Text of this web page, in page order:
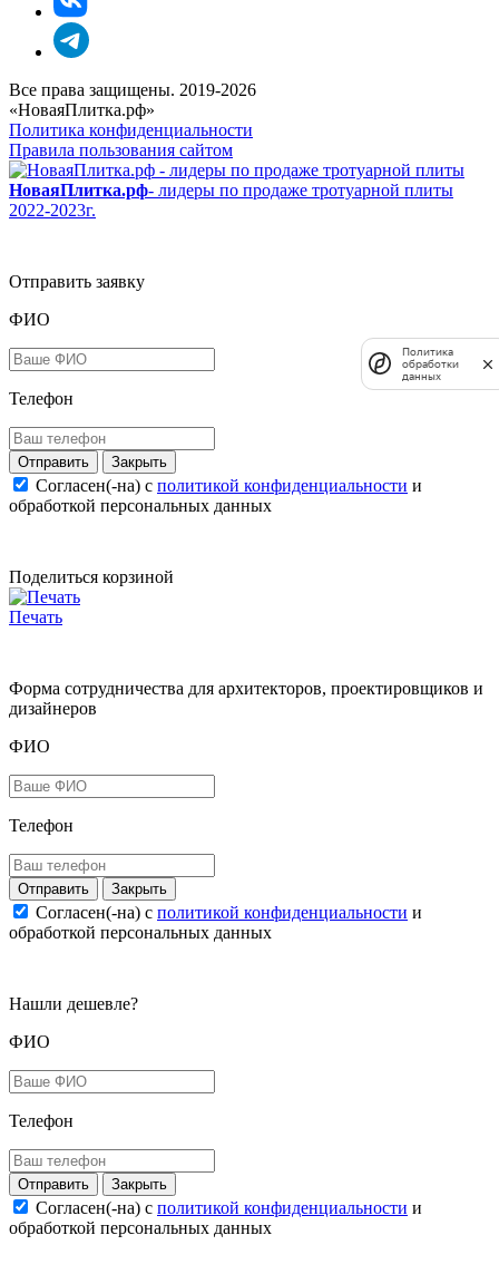
Все права защищены. 2019-2026
«НоваяПлитка.рф»
Политика конфиденциальности
Правила пользования сайтом
НоваяПлитка.рф- лидеры по продаже тротуарной плиты
2022-2023г.
Отправить заявку
ФИО
Телефон
Закрыть
Согласен(-на) c политикой конфиденциальности и
обработкой персональных данных
Поделиться корзиной
Печать
Форма сотрудничества для архитекторов, проектировщиков и
дизайнеров
ФИО
Телефон
Закрыть
Согласен(-на) c политикой конфиденциальности и
обработкой персональных данных
Нашли дешевле?
ФИО
Телефон
Закрыть
Согласен(-на) c политикой конфиденциальности и
обработкой персональных данных
Политика
обработки
данных